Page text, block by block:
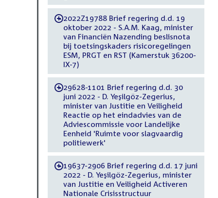
-2022Z19788 Brief regering d.d. 19
oktober 2022 - S.A.M. Kaag, minister
van Financiën Nazending beslisnota
bij toetsingskaders risicoregelingen
ESM, PRGT en RST (Kamerstuk 36200-
IX-7)
-29628-1101 Brief regering d.d. 30
juni 2022 - D. Yeşilgöz-Zegerius,
minister van Justitie en Veiligheid
Reactie op het eindadvies van de
Adviescommissie voor Landelijke
Eenheid 'Ruimte voor slagvaardig
politiewerk'
-19637-2906 Brief regering d.d. 17 juni
2022 - D. Yeşilgöz-Zegerius, minister
van Justitie en Veiligheid Activeren
Nationale Crisisstructuur